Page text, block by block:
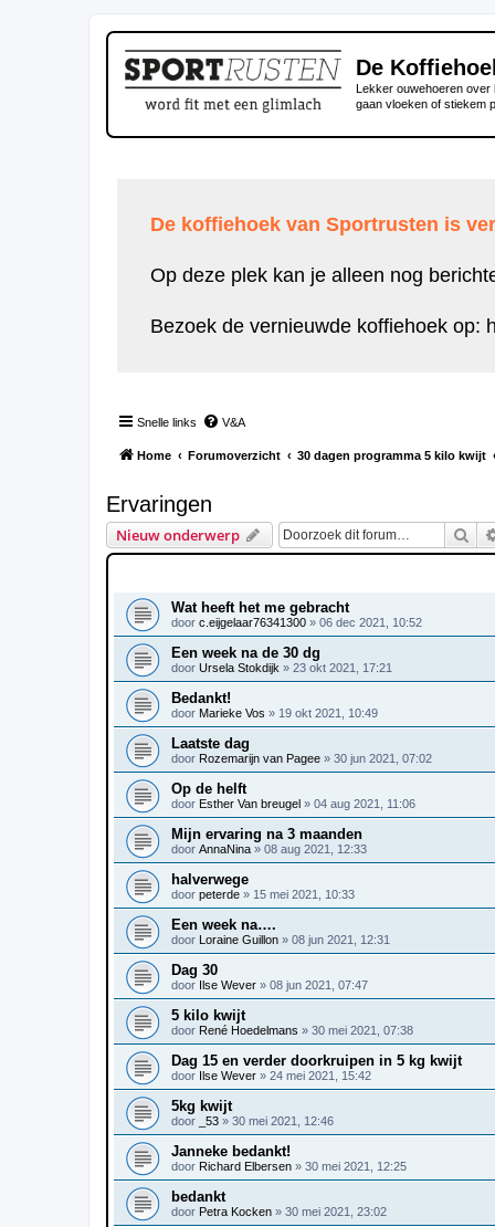
De
Lekker ouwehoeren over
gaan vloeken of stiekem
De koffiehoek van Sportrusten is
Op deze plek kan je alleen nog
Bezoek de vernieuwde koffiehoek op:
Snelle links V&A
Home Forumoverzicht 30 dagen programma 5 kilo kwijt
Ervaringen
Nieuw onderwerp
Wat heeft het me gebracht
door c.eijgelaar76341300 » 06 dec 2021, 10:52
Een week na de 30 dg
door Ursela Stokdijk » 23 okt 2021, 17:21
Bedankt!
door Marieke Vos » 19 okt 2021, 10:49
Laatste dag
door Rozemarijn van Pagee » 30 jun 2021, 07:02
Op de helft
door Esther Van breugel » 04 aug 2021, 11:06
Mijn ervaring na 3 maanden
door AnnaNina » 08 aug 2021, 12:33
halverwege
door peterde » 15 mei 2021, 10:33
Een week na….
door Loraine Guillon » 08 jun 2021, 12:31
Dag 30
door Ilse Wever » 08 jun 2021, 07:47
5 kilo kwijt
door René Hoedelmans » 30 mei 2021, 07:38
Dag 15 en verder doorkruipen in 5 kg kwijt
door Ilse Wever » 24 mei 2021, 15:42
5kg kwijt
door _53 » 30 mei 2021, 12:46
Janneke bedankt!
door Richard Elbersen » 30 mei 2021, 12:25
bedankt
door Petra Kocken » 30 mei 2021, 23:02